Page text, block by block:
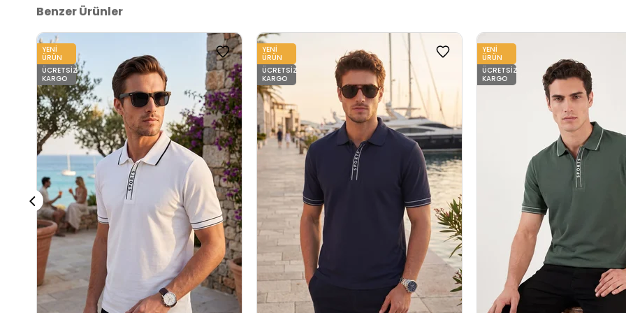
Benzer Ürünler
YENI
ÜRÜN
ÜCRETSIZ
KARGO
YENI
ÜRÜN
ÜCRETSIZ
KARGO
YENI
ÜRÜN
ÜCRETSIZ
KARGO